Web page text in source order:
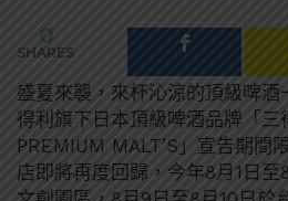
0
SHARES
盛夏來襲，來杯沁涼的頂級啤
得利旗下日本頂級啤酒品牌「三
PREMIUM MALT’S」宣告期間
店即將再度回歸，今年8月1日至